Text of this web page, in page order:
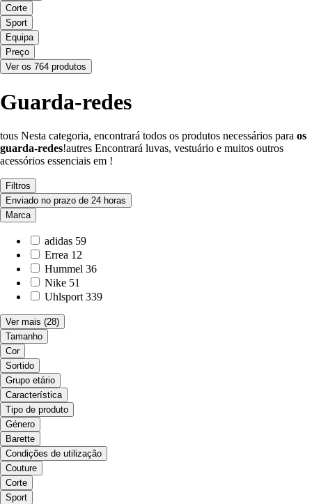
Corte
Sport
Equipa
Preço
Ver os 764 produtos
Guarda-redes
tous Nesta categoria, encontrará todos os produtos necessários para os
guarda-redes!autres Encontrará luvas, vestuário e muitos outros
acessórios essenciais em !
Filtros
Enviado no prazo de 24 horas
Marca
adidas 59
Errea 12
Hummel 36
Nike 51
Uhlsport 339
Ver mais (28)
Tamanho
Cor
Sortido
Grupo etário
Característica
Tipo de produto
Género
Barette
Condições de utilização
Couture
Corte
Sport